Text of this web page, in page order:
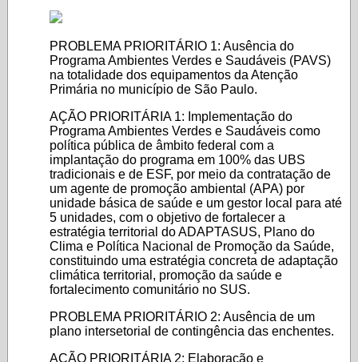
PROBLEMA PRIORITÁRIO 1: Ausência do
Programa Ambientes Verdes e Saudáveis (PAVS)
na totalidade dos equipamentos da Atenção
Primária no município de São Paulo.
AÇÃO PRIORITÁRIA 1: Implementação do
Programa Ambientes Verdes e Saudáveis como
política pública de âmbito federal com a
implantação do programa em 100% das UBS
tradicionais e de ESF, por meio da contratação de
um agente de promoção ambiental (APA) por
unidade básica de saúde e um gestor local para até
5 unidades, com o objetivo de fortalecer a
estratégia territorial do ADAPTASUS, Plano do
Clima e Política Nacional de Promoção da Saúde,
constituindo uma estratégia concreta de adaptação
climática territorial, promoção da saúde e
fortalecimento comunitário no SUS.
PROBLEMA PRIORITÁRIO 2: Ausência de um
plano intersetorial de contingência das enchentes.
AÇÃO PRIORITÁRIA 2: Elaboração e